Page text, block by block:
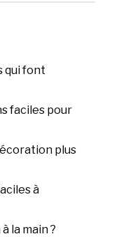
qui font
faciles pour
plus
à
la main ?